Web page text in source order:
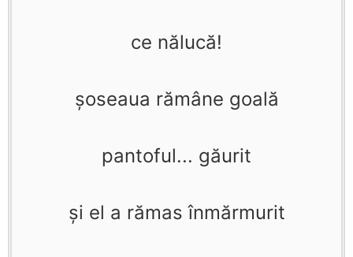
ce nălucă!
şoseaua rămâne goală
pantoful... găurit
şi el a rămas înmărmurit